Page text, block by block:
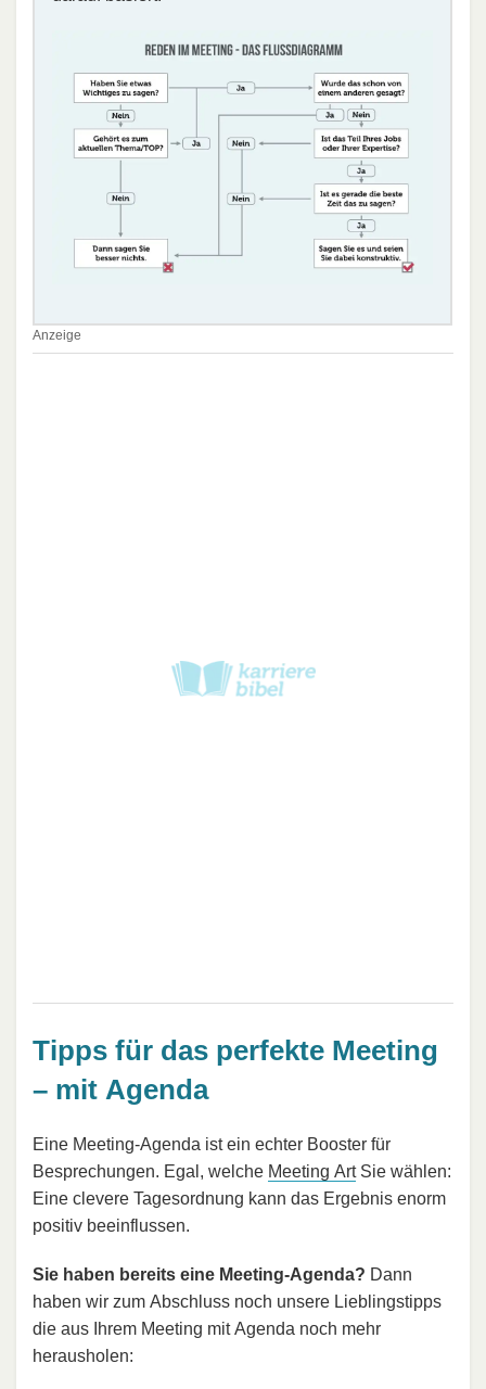
Anzeige
Tipps für das perfekte Meeting
– mit Agenda
Eine Meeting-Agenda ist ein echter Booster für
Besprechungen. Egal, welche Meeting ArtSie wählen:
Eine clevere Tagesordnung kann das Ergebnis enorm
positiv beeinflussen.
Sie haben bereits eine Meeting-Agenda? Dann
haben wir zum Abschluss noch unsere Lieblingstipps
die aus Ihrem Meeting mit Agenda noch mehr
herausholen: